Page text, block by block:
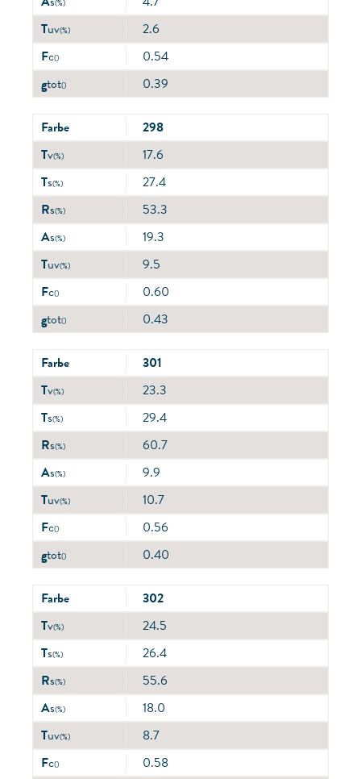
(%)
Tuv(%)
2.6
Fc()
0.54
gtot() 0.39
Farbe
298
Tv(%)
17.6
Ts(%)
27.4
Rs(%)
53.3
As(%)
19.3
Tuv(%)
9.5
Fc()
0.60
gtot() 0.43
Farbe
301
Tv(%)
23.3
Ts(%)
29.4
Rs(%)
60.7
As(%)
9.9
Tuv(%)
10.7
Fc()
0.56
gtot() 0.40
Farbe
302
Tv(%)
24.5
Ts(%)
26.4
Rs(%)
55.6
As(%)
18.0
Tuv(%)
8.7
Fc()
0.58